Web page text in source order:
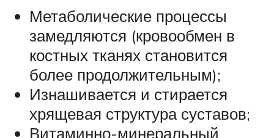
Метаболические процессы
замедляются (кровообмен в
костных тканях становится
более продолжительным);
Изнашивается и стирается
хрящевая структура суставов;
Витаминно-минеральный